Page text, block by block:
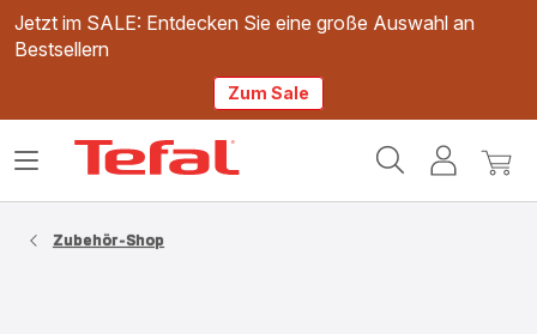
Jetzt im SALE: Entdecken Sie eine große Auswahl an
Bestsellern
Zum Sale
Mein
Mein
Das
Zubehör-Shop